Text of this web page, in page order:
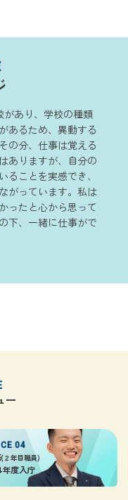
があり、学校の種類
あるため、異動する
の分、仕事は覚える
ありますが、自分の
ことを実感でき、
がっています。私は
ったと心から思って
下、一緒に仕事がで
ー
04
(２年目職員)
年度入庁